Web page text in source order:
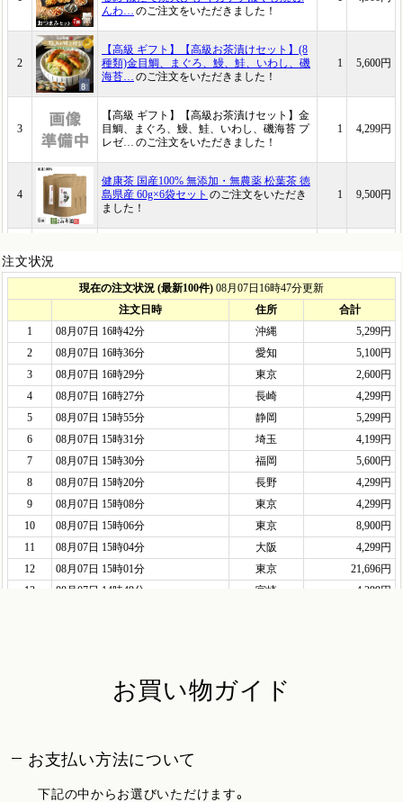
注文状況
お買い物ガイド
お支払い方法について
下記の中からお選びいただけます。